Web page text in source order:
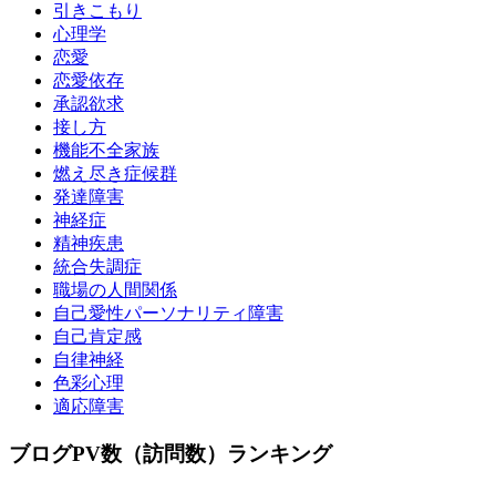
引きこもり
心理学
恋愛
恋愛依存
承認欲求
接し方
機能不全家族
燃え尽き症候群
発達障害
神経症
精神疾患
統合失調症
職場の人間関係
自己愛性パーソナリティ障害
自己肯定感
自律神経
色彩心理
適応障害
ブログPV数（訪問数）ランキング